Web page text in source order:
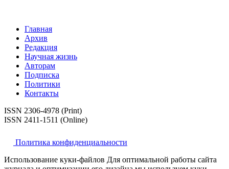
Главная
Архив
Редакция
Научная жизнь
Авторам
Подписка
Политики
Контакты
ISSN 2306-4978 (Print)
ISSN 2411-1511 (Online)
Политика конфиденциальности
Использование куки-файлов Для оптимальной работы сайта